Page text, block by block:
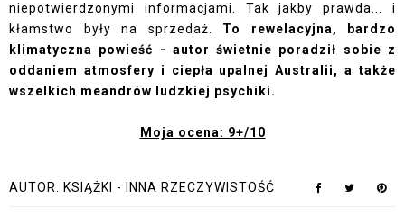
niepotwierdzonymi informacjami. Tak jakby prawda... i
kłamstwo były na sprzedaż. To rewelacyjna, bardzo
klimatyczna powieść - autor świetnie poradził sobie z
oddaniem atmosfery i ciepła upalnej Australii, a także
wszelkich meandrów ludzkiej psychiki.
Moja ocena: 9+/10
AUTOR: KSIĄŻKI - INNA RZECZYWISTOŚĆ